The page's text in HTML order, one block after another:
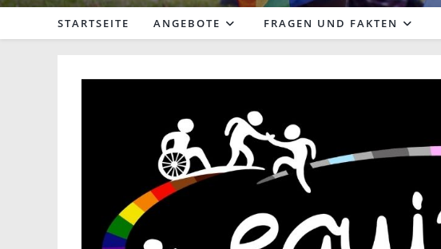
STARTSEITE ANGEBOTE FRAGEN UND FAKTEN